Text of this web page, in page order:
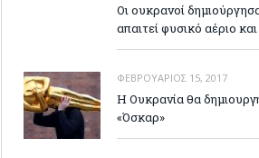
Οι ουκρανοί
απαιτεί φυσικό αέριο
ΦΕΒΡΟΥΆΡΙΟΣ 15, 2017
Η Ουκρανία θα
«Όσκαρ»